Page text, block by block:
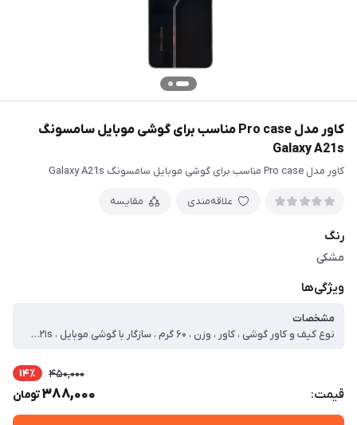
کاور مدل Pro case مناسب برای گوشی موبایل سامسونگ
Galaxy A21s
کاور مدل Pro case مناسب برای گوشی موبایل سامسونگ Galaxy A21s
علاقه‌مندی مقایسه
رنگ
مشکی
ویژگی‌ها
مشخصات
نوع کیف و کاور گوشی ، کاور ، وزن ، ۶۰ گرم ، سازگار با گوشی موبایل ، Samsung Galaxy A۲۱s ، ساختار ، مات ، سطح پوشش ، حفاظت از دکمه‌ها ، لبه راست ، لبه چپ ، لبه پایینی ، لبه بالایی ، قاب پشتی
قیمت:
450,000 14٪
388,000تومان